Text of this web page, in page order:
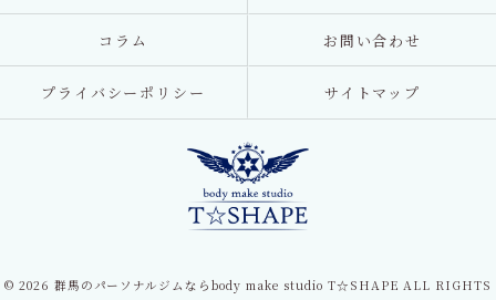
コラム お問い合わせ
プライバシーポリシー サイトマップ
© 2026 群馬のパーソナルジムならbody make studio T☆SHAPE ALL RIGHTS